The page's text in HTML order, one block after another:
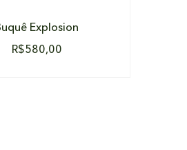
Explosion
R$580,00